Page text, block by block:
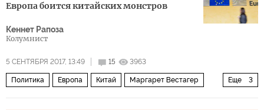
Европа боится китайских монстров
Кеннет Рапоза
Колумнист
5 СЕНТЯБРЯ 2017, 13:49 15 3963
Еще 3
Политика Европа Китай Маргарет Вестагер